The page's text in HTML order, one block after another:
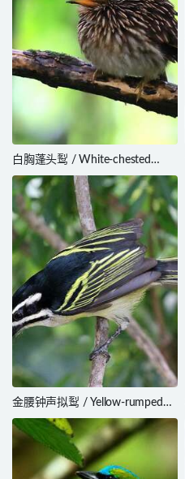
白胸蓬头䴕 / White-chested
Puffbird / Malacoptila fusca
金腰钟声拟䴕 / Yellow-rumped
Tinkerbird / Pogoniulus bilineatus